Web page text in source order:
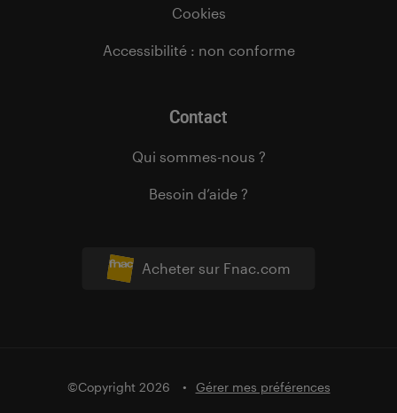
Acheter sur Fnac.com
Cookies
Accessibilité : non conforme
Contact
Qui sommes-nous ?
Besoin d’aide ?
©Copyright 2026 Gérer mes préférences